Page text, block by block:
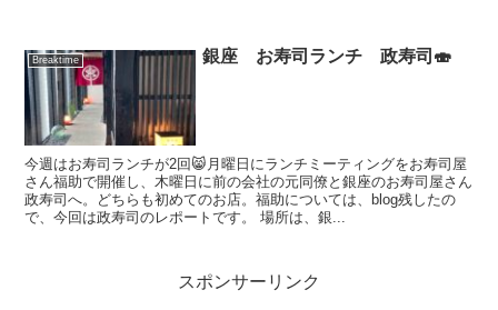
Breaktime 銀座 お寿司ランチ 政寿司🍣
今週はお寿司ランチが2回😸月曜日にランチミーティングをお寿司屋
さん福助で開催し、木曜日に前の会社の元同僚と銀座のお寿司屋さん
政寿司へ。どちらも初めてのお店。福助については、blog残したの
で、今回は政寿司のレポートです。 場所は、銀...
スポンサーリンク